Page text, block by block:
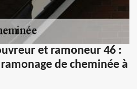
et ramoneur 46 :
de cheminée à